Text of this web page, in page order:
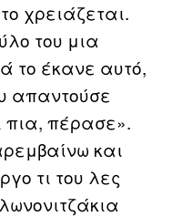
χρειάζεται.
του μια
το έκανε αυτό,
απαντούσε
πια, πέρασε».
και
τι του λες